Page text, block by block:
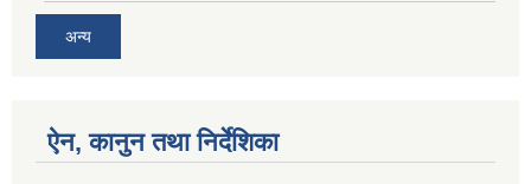
अन्य
ऐन, कानुन तथा निर्देशिका